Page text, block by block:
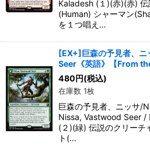
Kaladesh (１)(赤)(赤)
(Human) シャーマン
を１つ唱え…
[EX+]巨森の予見者、
Seer《英語》【From
480円(税込)
在庫数 1枚
巨森の予見者、ニッサ/
Nissa, Vastwood Seer /
(２)(緑) 伝説のクリーチ
ト(…